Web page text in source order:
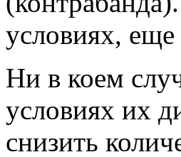
условиях,
Ни в коем
условиях их
снизить